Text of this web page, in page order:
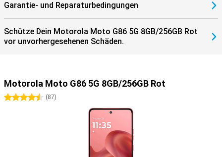
Garantie- und Reparaturbedingungen
Schütze Dein Motorola Moto G86 5G 8GB/256GB Rot
vor unvorhergesehenen Schäden.
Motorola Moto G86 5G 8GB/256GB Rot
4.5 Sterne
(87)